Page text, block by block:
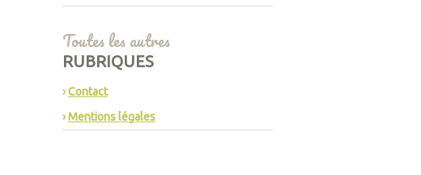
Toutes les autres
RUBRIQUES
Contact
Mentions légales